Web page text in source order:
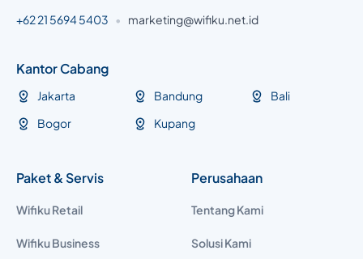
+62 21 5694 5403 • marketing@wifiku.net.id
Kantor Cabang
Jakarta
Bogor
Bandung
Kupang
Bali
Paket & Servis
Wifiku Retail
Wifiku Business
Perusahaan
Tentang Kami
Solusi Kami